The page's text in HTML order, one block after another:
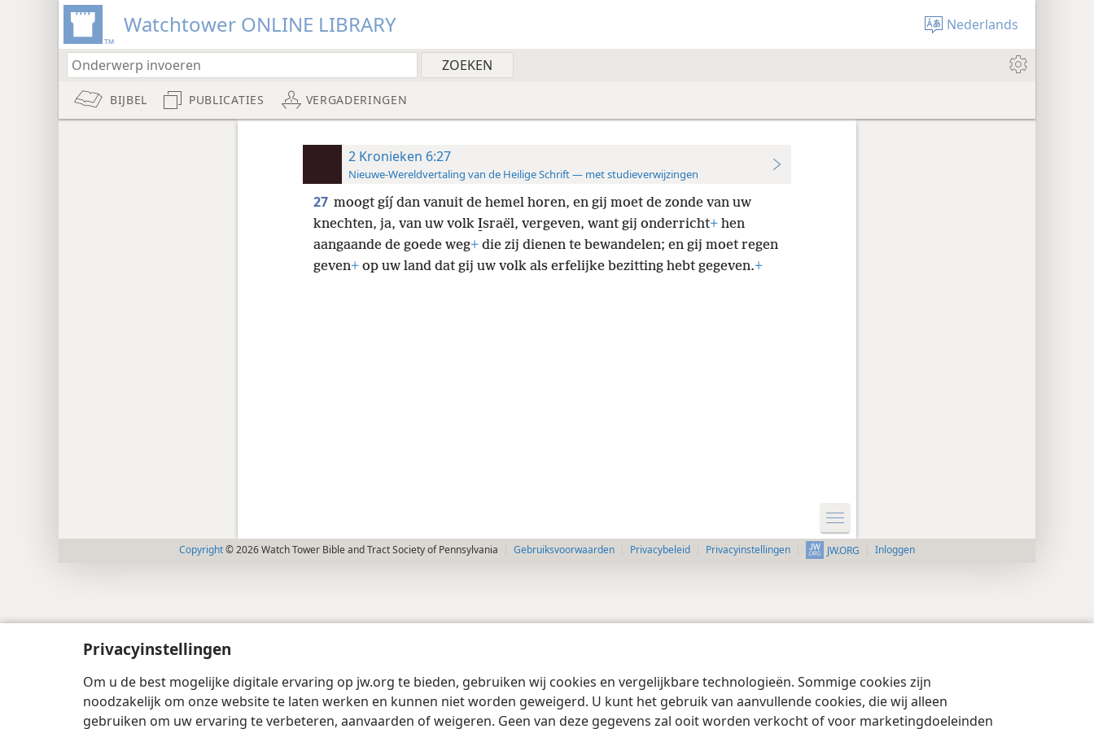
Privacyinstellingen
Om u de best mogelijke digitale ervaring op jw.org te bieden, gebruiken wij cookies en vergelijkbare technologieën. Sommige cookies zijn
noodzakelijk om onze website te laten werken en kunnen niet worden geweigerd. U kunt het gebruik van aanvullende cookies, die wij alleen
gebruiken om uw ervaring te verbeteren, aanvaarden of weigeren. Geen van deze gegevens zal ooit worden verkocht of voor marketingdoeleinden
Watchtower ONLINE LIBRARY Nederlands
BIJBEL PUBLICATIES VERGADERINGEN
2 Kronieken 6:27
Nieuwe-Wereldvertaling van de Heilige Schrift — met studieverwijzingen
27 moogt gíȷ́ dan vanuit de hemel horen, en gij moet de zonde van uw
knechten, ja, van uw volk I̱sraël, vergeven, want gij onderricht+hen
aangaande de goede weg+die zij dienen te bewandelen; en gij moet regen
geven+op uw land dat gij uw volk als erfelijke bezitting hebt gegeven.+
Copyright© 2026 Watch Tower Bible and Tract Society of Pennsylvania Gebruiksvoorwaarden Privacybeleid Privacyinstellingen JW.ORG Inloggen